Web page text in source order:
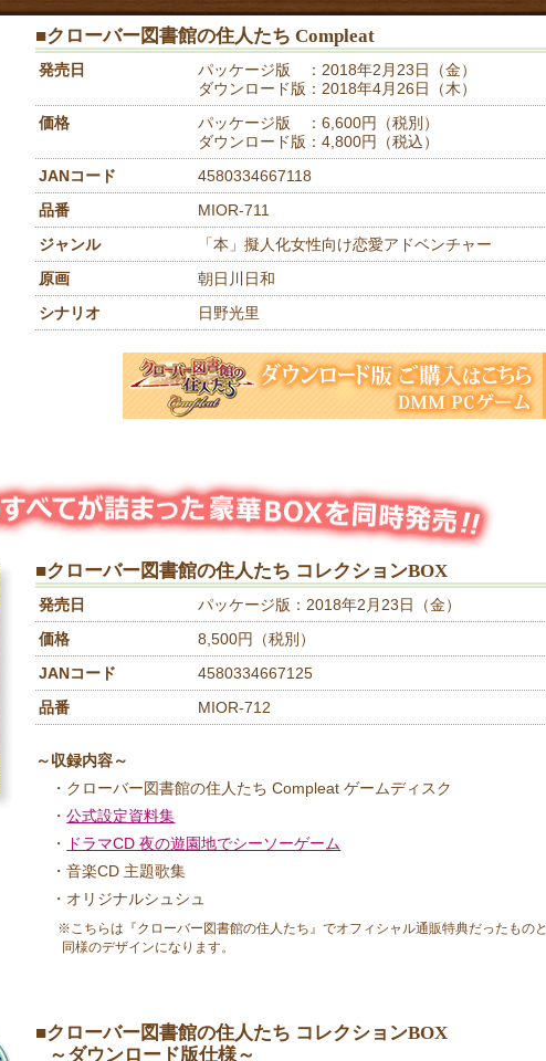
■クローバー図書館の住人たち Compleat
発売日
パッケージ版 ：2018年2月23日（金）
ダウンロード版：2018年4月26日（木）
価格
パッケージ版 ：6,600円（税別）
ダウンロード版：4,800円（税込）
JANコード
4580334667118
品番
MIOR-711
ジャンル
「本」擬人化女性向け恋愛アドベンチャー
原画
朝日川日和
シナリオ
日野光里
■クローバー図書館の住人たち コレクションBOX
発売日
パッケージ版：2018年2月23日（金）
価格
8,500円（税別）
JANコード
4580334667125
品番
MIOR-712
～収録内容～
・クローバー図書館の住人たち Compleat ゲームディスク
・公式設定資料集
・
ドラマCD 夜の遊園地でシーソーゲーム
・音楽CD 主題歌集
・オリジナルシュシュ
※こちらは『クローバー図書館の住人たち』でオフィシャル通販特典だったものと
同様のデザインになります。
■クローバー図書館の住人たち コレクションBOX
～ダウンロード版仕様～